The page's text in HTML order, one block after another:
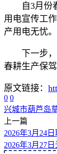
自3月
用电宣传工
产用电无忧。
下一步
春耕生产保
原文链接：
0 0
兴城市葫芦岛
上一篇
2026年3月24
2026年3月27